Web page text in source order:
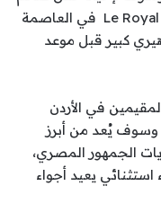
يوم 22 مايو المقبل، داخل فندق Le Royal Hotel في العاصمة
كبير قبل موعد
في الأردن
وسوف يُعد من أبرز
الجمهور المصري،
يعيد أجواء